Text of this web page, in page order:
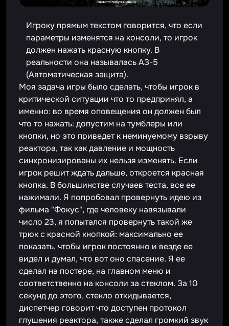
Игроку прямым текстом говорится, что если
параметры изменятся на консоли, то игрок
должен нажать красную кнопку. В
реальности она называлась АЗ-5
(Автоматическая защита).
Моя задача игры было сделать, чтобы игрок в
критической ситуации что то предпринял, а
именно: во время оповещения он должен был
что то нажать: допустим на тумблеры или
кнопки, но это приведет к неминуемому взрыву
реактора, так как давление и мощность
синхронизированы их нельзя изменять. Если
игрок решит ждать дальше, откроется красная
кнопка. В большинстве случаев теста, все ее
нажимали. Я попробовал провернуть идею из
фильма "Фокус", где человеку навязывали
число 23, я попытался провернуть такой же
трюк с красной кнопкой: максимально ее
показать, чтобы игрок постоянно и везде ее
видел и думал, что вот оно спасение. Я ее
сделал на постере, на главном меню и
соответственно на консоли за стеклом. За 10
секунд до этого, стекло откидывается,
диспетчер говорит что доступен протокол
глушения реактора, также сделал громкий звук